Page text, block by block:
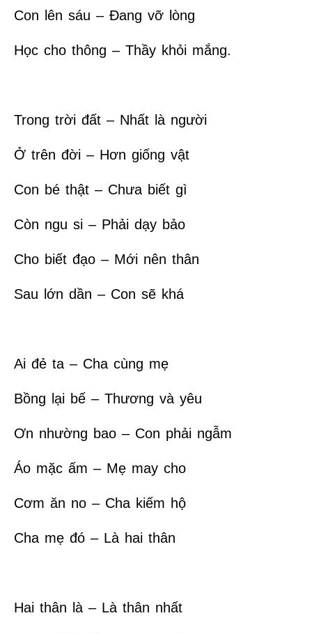
Con lên sáu – Đang vỡ lòng
Học cho thông – Thầy khỏi mắng.
Trong trời đất – Nhất là người
Ở trên đời – Hơn giống vật
Con bé thật – Chưa biết gì
Còn ngu si – Phải dạy bảo
Cho biết đạo – Mới nên thân
Sau lớn dần – Con sẽ khá
Ai đẻ ta – Cha cùng mẹ
Bồng lại bế – Thương và yêu
Ơn nhường bao – Con phải ngẫm
Áo mặc ấm – Mẹ may cho
Cơm ăn no – Cha kiếm hộ
Cha mẹ đó – Là hai thân
Hai thân là – Là thân nhất